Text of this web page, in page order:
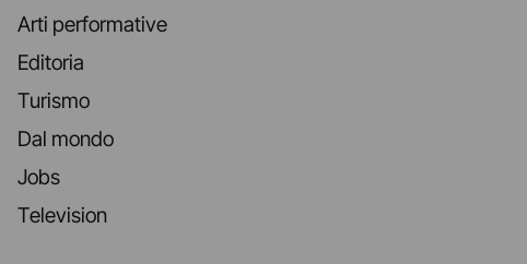
Arti performative
Editoria
Turismo
Dal mondo
Jobs
Television